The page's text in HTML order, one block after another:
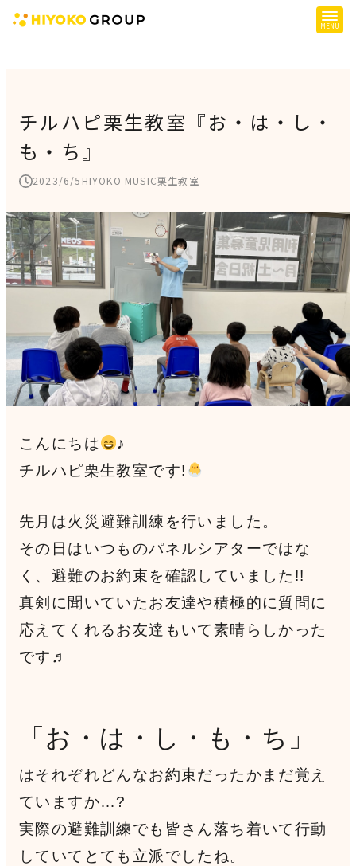
提供サービス
障がい児支援
障がい者支援
施設一覧
会社概要
お知らせ
採用情報
施設空き状況はこちら
チルハピ栗生教室『お・は・し・
も・ち』
2023/6/5 HIYOKO MUSIC栗生教室
こんにちは
♪
チルハピ栗生教室です!
先月は火災避難訓練を行いました。
その日はいつものパネルシアターではな
く、避難のお約束を確認していました!!
真剣に聞いていたお友達や積極的に質問に
応えてくれるお友達もいて素晴らしかった
です♬
「お・は・し・も・ち」
はそれぞれどんなお約束だったかまだ覚え
ていますか…?
実際の避難訓練でも皆さん落ち着いて行動
していてとても立派でしたね。